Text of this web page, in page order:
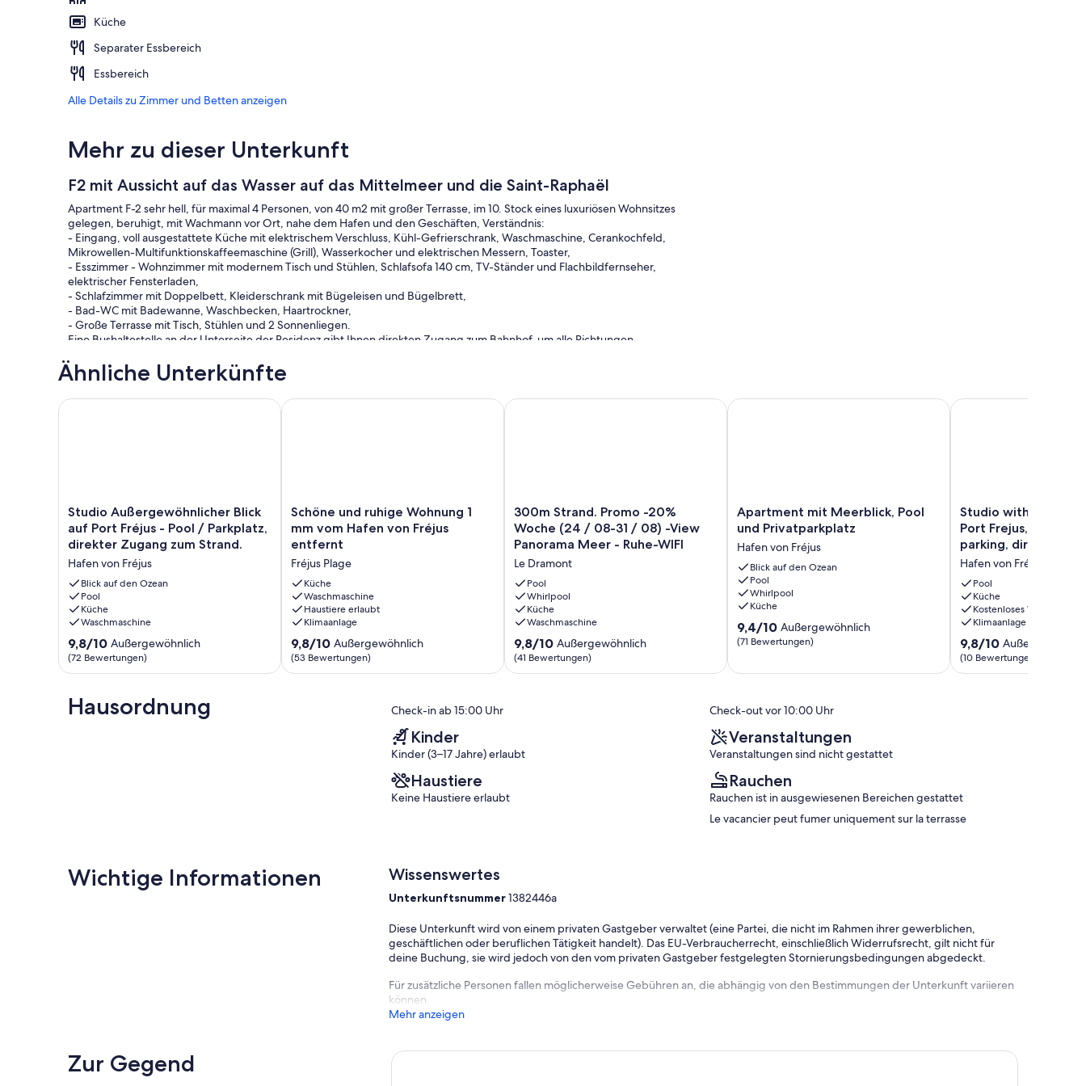
Küche
Separater Essbereich
Essbereich
Alle Details zu Zimmer und Betten anzeigen
Mehr zu dieser Unterkunft
F2 mit Aussicht auf das Wasser auf das Mittelmeer und die Saint-Raphaël
Apartment F-2 sehr hell, für maximal 4 Personen, von 40 m2 mit großer Terrasse, im 10. Stock eines luxuriösen Wohnsitzes
gelegen, beruhigt, mit Wachmann vor Ort, nahe dem Hafen und den Geschäften, Verständnis:
- Eingang, voll ausgestattete Küche mit elektrischem Verschluss, Kühl-Gefrierschrank, Waschmaschine, Cerankochfeld,
Mikrowellen-Multifunktionskaffeemaschine (Grill), Wasserkocher und elektrischen Messern, Toaster,
- Esszimmer - Wohnzimmer mit modernem Tisch und Stühlen, Schlafsofa 140 cm, TV-Ständer und Flachbildfernseher,
elektrischer Fensterladen,
- Schlafzimmer mit Doppelbett, Kleiderschrank mit Bügeleisen und Bügelbrett,
- Bad-WC mit Badewanne, Waschbecken, Haartrockner,
- Große Terrasse mit Tisch, Stühlen und 2 Sonnenliegen.
Eine Bushaltestelle an der Unterseite der Residenz gibt Ihnen direkten Zugang zum Bahnhof, um alle Richtungen.
Valescure Golfplatz ein paar Minuten Fahrt entfernt, und viele Wanderwege im Wald oder entlang der Küste,
Nachtmarkt (im Sommer) und Sonntag provenzalischen Markt im Laufe des Jahres können Sie entlang der Gehwege zum
Strand spazieren.
Wohnung ganz in der Nähe der Naturbasis (viele Spaziergänge und lustige Aktivitäten und Roc d'Azur im Oktober).
Ähnliche Unterkünfte
Studio
Außergewöhnlicher
Blick
Port
Fréjus
-
Pool
/
Parkplatz,
direkter
Zugang
Strand.
Hafen
Studio Außergewöhnlicher Blick
auf Port Fréjus - Pool / Parkplatz,
direkter Zugang zum Strand.
Hafen von Fréjus
Blick auf den Ozean
Pool
Küche
Waschmaschine
9.8
von
10,
(72
Bewertungen)
9,8/10 Außergewöhnlich
(72 Bewertungen)
Studio Außergewöhnlicher Blick auf Port Fréjus - Pool / Parkplatz, direkter Zugang zum Strand.
Schöne
und
ruhige
1
mm
vom
Hafen
von
Fréjus
entfernt
Fréjus
Schöne und ruhige Wohnung 1
mm vom Hafen von Fréjus
entfernt
Fréjus Plage
Küche
Waschmaschine
Haustiere erlaubt
Klimaanlage
9.8
von
10,
9,8/10 Außergewöhnlich
(53 Bewertungen)
Schöne und ruhige Wohnung 1 mm vom Hafen von Fréjus entfernt
300m
Strand.
Promo
Woche
(24
/
08-
31
/
08)
-
WIFI
300m Strand. Promo -20%
Woche (24 / 08-31 / 08) -View
Panorama Meer - Ruhe-WIFI
Le Dramont
Pool
Whirlpool
Küche
Waschmaschine
9.8
von
10,
9,8/10 Außergewöhnlich
(41 Bewertungen)
300m Strand. Promo -20% Woche (24 / 08-31 / 08) -View Panorama Meer - Ruhe-WIFI
Apartment
mit
Pool
und
Privatparkplatz
Hafen
von
Fréjus
Apartment mit Meerblick, Pool
und Privatparkplatz
Hafen von Fréjus
Blick auf den Ozean
Pool
Whirlpool
Küche
9.4
von
Außergewöhnlich,
9,4/10 Außergewöhnlich
(71 Bewertungen)
Apartment mit Meerblick, Pool und Privatparkplatz
Studio
with
exceptional
view
of
Port
Frejus,
swimming
pool,
parking,
direct
beach
Studio with
Port Frejus,
parking, direct
Hafen von Fréjus
Pool
Küche
Kostenloses WLAN
Klimaanlage
9.8
von
10,
9,8/10
(10 Bewertungen)
Studio with
Hausordnung Check-in ab 15:00 Uhr Check-out vor 10:00 Uhr
Kinder
Kinder (3–17 Jahre) erlaubt
Veranstaltungen
Veranstaltungen sind nicht gestattet
Haustiere
Keine Haustiere erlaubt
Rauchen
Rauchen ist in ausgewiesenen Bereichen gestattet
Le vacancier peut fumer uniquement sur la terrasse
Wichtige Informationen Wissenswertes
Unterkunftsnummer1382446a
Diese Unterkunft wird von einem privaten Gastgeber verwaltet (eine Partei, die nicht im Rahmen ihrer gewerblichen,
geschäftlichen oder beruflichen Tätigkeit handelt). Das EU-Verbraucherrecht, einschließlich Widerrufsrecht, gilt nicht für
deine Buchung, sie wird jedoch von den vom privaten Gastgeber festgelegten Stornierungsbedingungen abgedeckt.
Für zusätzliche Personen fallen möglicherweise Gebühren an, die abhängig von den Bestimmungen der Unterkunft variieren
können.
Mehr anzeigen
Zur Gegend